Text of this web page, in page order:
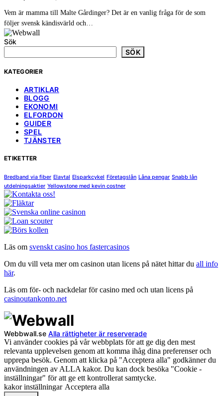
Vem är mamma till Malte Gårdinger? Det är en vanlig fråga för de som
följer svensk kändisvärld och…
Sök
SÖK
KATEGORIER
ARTIKLAR
BLOGG
EKONOMI
ELFORDON
GUIDER
SPEL
TJÄNSTER
ETIKETTER
Bredband via fiber Elavtal Elsparkcykel Företagslån Låna pengar Snabb lån
utdelningsaktier Yellowstone med kevin costner
Läs om svenskt casino hos fastercasinos
Om du vill veta mer om casinon utan licens på nätet hittar du all info
här.
Läs om för- och nackdelar för casino med och utan licens på
casinoutankonto.net
Webbwall.se Alla rättigheter är reserverade
Vi använder cookies på vår webbplats för att ge dig den mest
relevanta upplevelsen genom att komma ihåg dina preferenser och
upprepa besök. Genom att klicka på "Acceptera alla" godkänner du
användningen av ALLA kakor. Du kan dock besöka "Cookie -
inställningar" för att ge ett kontrollerat samtycke.
kakor inställningar Acceptera alla